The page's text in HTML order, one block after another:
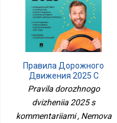
Правила Дорожного
Движения 2025 С
Комментариями
Pravila dorozhnogo
dvizheniia 2025 s
kommentariiami , Nemova